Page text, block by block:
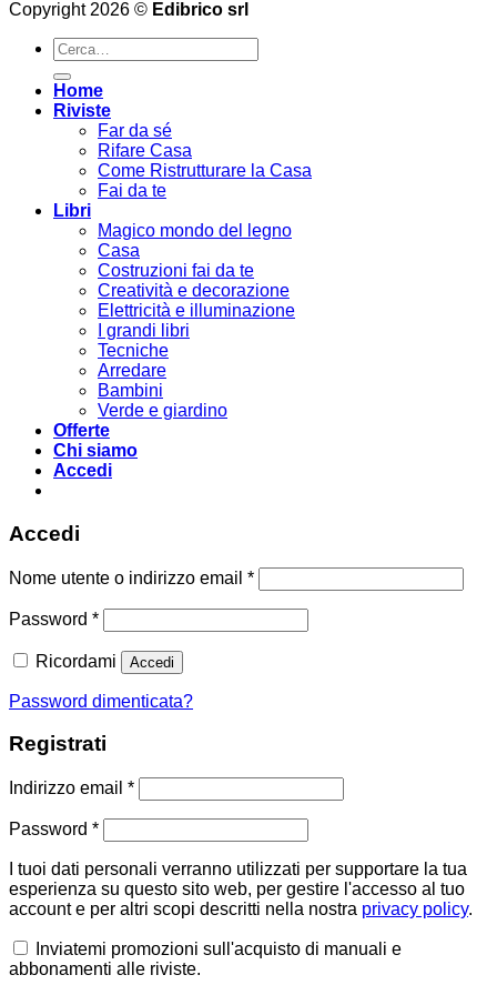
Copyright 2026 © Edibrico srl
Cerca:
Home
Riviste
Far da sé
Rifare Casa
Come Ristrutturare la Casa
Fai da te
Libri
Magico mondo del legno
Casa
Costruzioni fai da te
Creatività e decorazione
Elettricità e illuminazione
I grandi libri
Tecniche
Arredare
Bambini
Verde e giardino
Offerte
Chi siamo
Accedi
Accedi
Nome utente o indirizzo email *Richiesto
Password *Richiesto
Ricordami Accedi
Password dimenticata?
Registrati
Indirizzo email *Richiesto
Password *Richiesto
I tuoi dati personali verranno utilizzati per supportare la tua
esperienza su questo sito web, per gestire l'accesso al tuo
account e per altri scopi descritti nella nostra privacy policy.
Inviatemi promozioni sull'acquisto di manuali e
abbonamenti alle riviste.